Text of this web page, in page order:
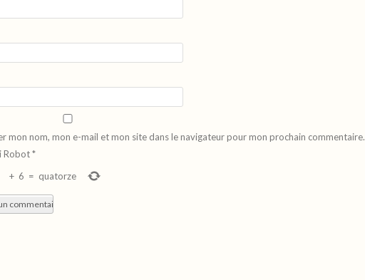
mon nom, mon e-mail et mon site dans le navigateur pour mon prochain commentaire.
Robot*
+ 6 = quatorze